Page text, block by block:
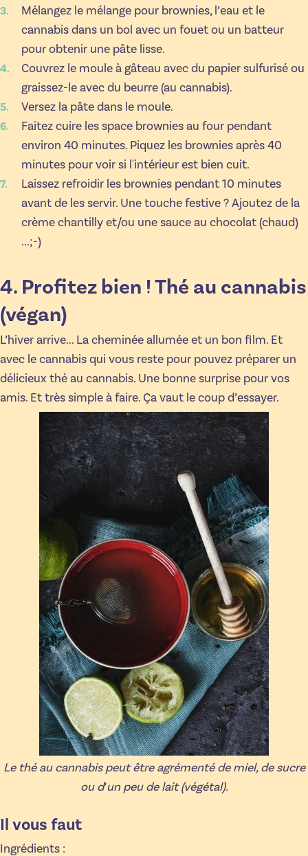
Mélangez le mélange pour brownies, l’eau et le
cannabis dans un bol avec un fouet ou un batteur
pour obtenir une pâte lisse.
Couvrez le moule à gâteau avec du papier sulfurisé ou
graissez-le avec du beurre (au cannabis).
Versez la pâte dans le moule.
Faitez cuire les space brownies au four pendant
environ 40 minutes. Piquez les brownies après 40
minutes pour voir si l'intérieur est bien cuit.
Laissez refroidir les brownies pendant 10 minutes
avant de les servir. Une touche festive ? Ajoutez de la
crème chantilly et/ou une sauce au chocolat (chaud)
...;-)
4. Profitez bien ! Thé au cannabis
(végan)
L’hiver arrive... La cheminée allumée et un bon film. Et
avec le cannabis qui vous reste pour pouvez préparer un
délicieux thé au cannabis. Une bonne surprise pour vos
amis. Et très simple à faire. Ça vaut le coup d’essayer.
Le thé au cannabis peut être agrémenté de miel, de sucre
ou d’un peu de lait (végétal).
Il vous faut
Ingrédients :